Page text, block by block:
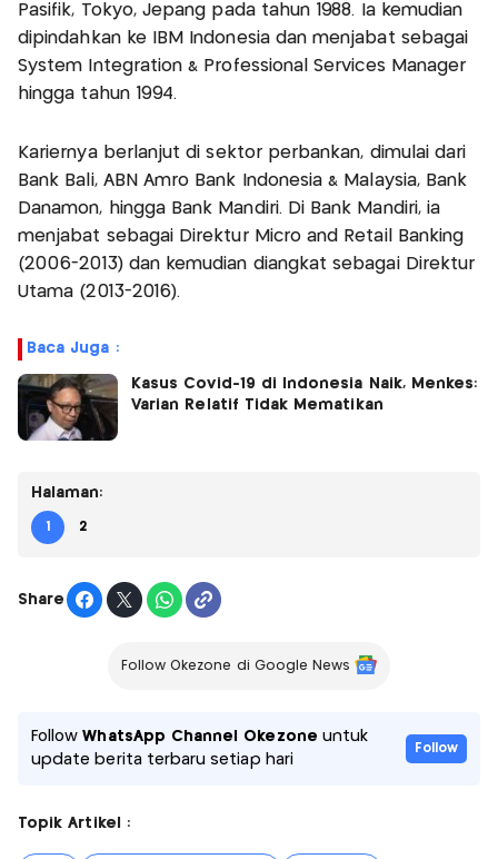
Pasifik, Tokyo, Jepang pada tahun 1988. Ia kemudian
dipindahkan ke IBM Indonesia dan menjabat sebagai
System Integration & Professional Services Manager
hingga tahun 1994.
Kariernya berlanjut di sektor perbankan, dimulai dari
Bank Bali, ABN Amro Bank Indonesia & Malaysia, Bank
Danamon, hingga Bank Mandiri. Di Bank Mandiri, ia
menjabat sebagai Direktur Micro and Retail Banking
(2006-2013) dan kemudian diangkat sebagai Direktur
Utama (2013-2016).
Baca Juga :
Kasus Covid-19 di Indonesia Naik, Menkes:
Varian Relatif Tidak Mematikan
Halaman:
1 2
Share
Follow Okezone di Google News
FollowWhatsApp Channel Okezone untuk
update berita terbaru setiap hari
Follow
Topik Artikel :